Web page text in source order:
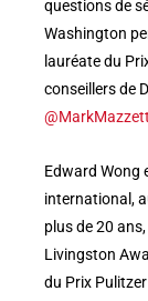
questions de
Washington
lauréate du
conseillers de
Edward Wong
international,
plus de 20
Livingston
du Prix